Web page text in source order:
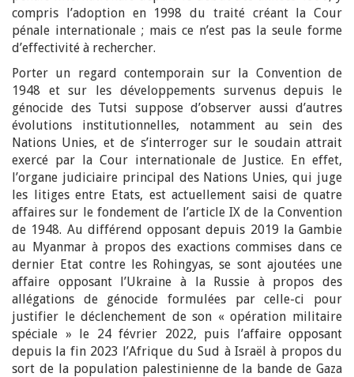
compris l’adoption en 1998 du traité créant la Cour
pénale internationale ; mais ce n’est pas la seule forme
d’effectivité à rechercher.
Porter un regard contemporain sur la Convention de
1948 et sur les développements survenus depuis le
génocide des Tutsi suppose d’observer aussi d’autres
évolutions institutionnelles, notamment au sein des
Nations Unies, et de s’interroger sur le soudain attrait
exercé par la Cour internationale de Justice. En effet,
l’organe judiciaire principal des Nations Unies, qui juge
les litiges entre Etats, est actuellement saisi de quatre
affaires sur le fondement de l’article IX de la Convention
de 1948. Au différend opposant depuis 2019 la Gambie
au Myanmar à propos des exactions commises dans ce
dernier Etat contre les Rohingyas, se sont ajoutées une
affaire opposant l’Ukraine à la Russie à propos des
allégations de génocide formulées par celle-ci pour
justifier le déclenchement de son « opération militaire
spéciale » le 24 février 2022, puis l’affaire opposant
depuis la fin 2023 l’Afrique du Sud à Israël à propos du
sort de la population palestinienne de la bande de Gaza